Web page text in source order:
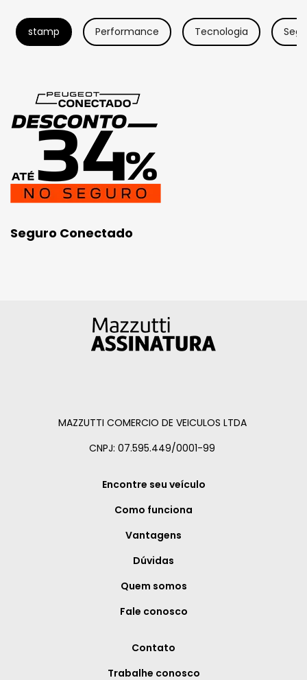
stamp Performance Tecnologia
Seguro Conectado
MAZZUTTI COMERCIO DE VEICULOS LTDA
CNPJ: 07.595.449/0001-99
Encontre seu veículo
Como funciona
Vantagens
Dúvidas
Quem somos
Fale conosco
Contato
Trabalhe conosco